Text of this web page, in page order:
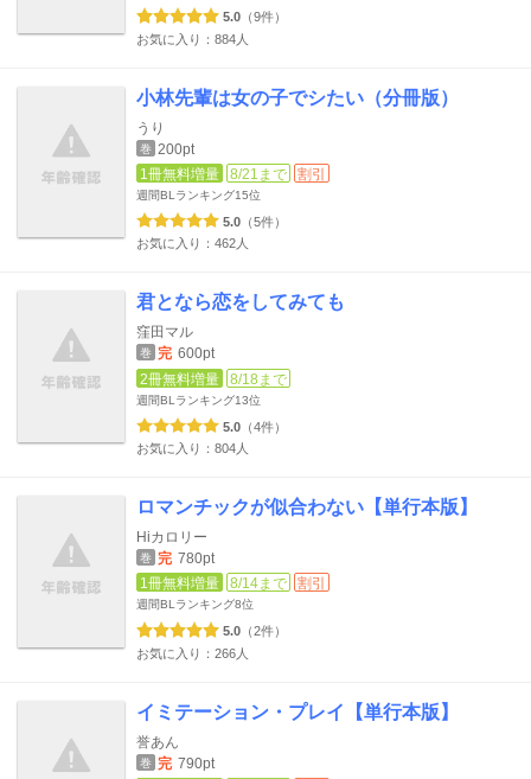
5.0 （9件）
お気に入り：884人
小林先輩は女の子でシたい（分冊版）
うり
巻
200pt
1冊無料増量
8/21まで 割引
週間BLランキング15位
5.0 （5件）
お気に入り：462人
君となら恋をしてみても
窪田マル
巻 完 600pt
2冊無料増量
8/18まで
週間BLランキング13位
5.0 （4件）
お気に入り：804人
ロマンチックが似合わない【単行本版】
Hiカロリー
巻 完 780pt
1冊無料増量
8/14まで 割引
週間BLランキング8位
5.0 （2件）
お気に入り：266人
イミテーション・プレイ【単行本版】
誉あん
巻 完 790pt